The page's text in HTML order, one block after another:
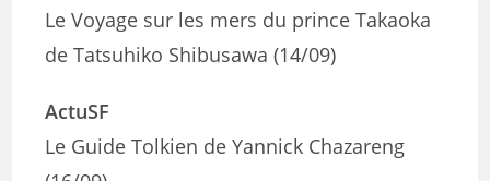
Le Voyage sur les mers du prince Takaoka
de Tatsuhiko Shibusawa (14/09)
ActuSF
Le Guide Tolkien de Yannick Chazareng